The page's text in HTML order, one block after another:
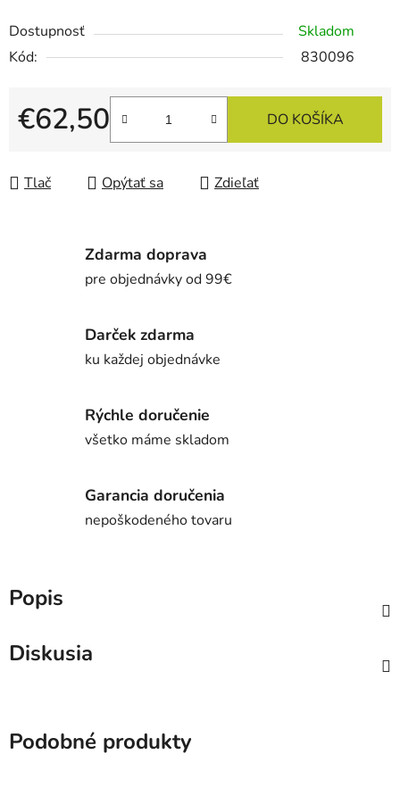
Dostupnosť
Skladom
Kód:
830096
€62,50
Jednotková cena:
DO KOŠÍKA
Tlač Opýtať sa Zdieľať
Zdarma doprava
pre objednávky od 99€
Darček zdarma
ku každej objednávke
Rýchle doručenie
všetko máme skladom
Garancia doručenia
nepoškodeného tovaru
Popis
Diskusia
Podobné produkty